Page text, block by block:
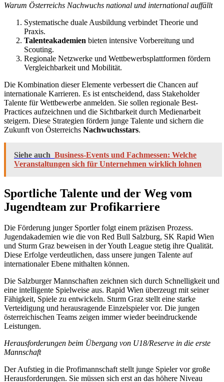
Warum Österreichs Nachwuchs national und international auffällt
Systematische duale Ausbildung verbindet Theorie und
Praxis.
Talenteakademien bieten intensive Vorbereitung und
Scouting.
Regionale Netzwerke und Wettbewerbsplattformen fördern
Vergleichbarkeit und Mobilität.
Die Kombination dieser Elemente verbessert die Chancen auf
internationale Karrieren. Es ist entscheidend, dass Stakeholder
Talente für Wettbewerbe anmelden. Sie sollen regionale Best-
Practices aufzeichnen und die Sichtbarkeit durch Medienarbeit
steigern. Diese Strategien fördern junge Talente und sichern die
Zukunft von Österreichs Nachwuchsstars.
Siehe auch Business-Events und Fachmessen: Welche
Veranstaltungen sich für Unternehmen wirklich lohnen
Sportliche Talente und der Weg vom
Jugendteam zur Profikarriere
Die Förderung junger Sportler folgt einem präzisen Prozess.
Jugendakademien wie die von Red Bull Salzburg, SK Rapid Wien
und Sturm Graz beweisen in der Youth League stetig ihre Qualität.
Diese Erfolge verdeutlichen, dass unsere jungen Talente auf
internationaler Ebene mithalten können.
Die Salzburger Mannschaften zeichnen sich durch Schnelligkeit und
eine intelligente Spielweise aus. Rapid Wien überzeugt mit seiner
Fähigkeit, Spiele zu entwickeln. Sturm Graz stellt eine starke
Verteidigung und herausragende Einzelspieler vor. Die jungen
österreichischen Teams zeigen immer wieder beeindruckende
Leistungen.
Herausforderungen beim Übergang von U18/Reserve in die erste
Mannschaft
Der Aufstieg in die Profimannschaft stellt junge Spieler vor große
Herausforderungen. Sie müssen sich erst an das höhere Niveau